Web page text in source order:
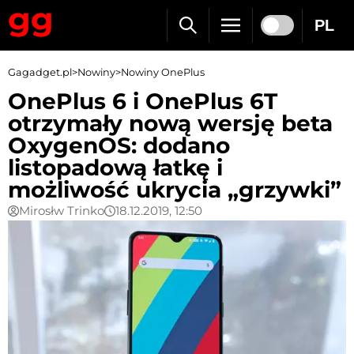
PL
Gagadget.pl>Nowiny>Nowiny OnePlus
OnePlus 6 i OnePlus 6T
otrzymały nową wersję beta
OxygenOS: dodano
listopadową łatkę i
możliwość ukrycia „grzywki”
Mirosłw Trinko 18.12.2019, 12:50